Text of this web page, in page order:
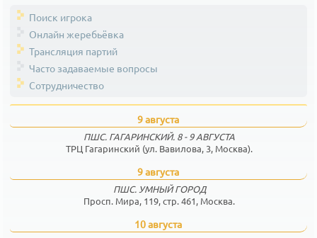
Поиск игрока
Онлайн жеребьёвка
Трансляция партий
Часто задаваемые вопросы
Сотрудничество
9 августа
ПШС. ГАГАРИНСКИЙ. 8 - 9 АВГУСТА
ТРЦ Гагаринский (ул. Вавилова, 3, Москва).
9 августа
ПШС. УМНЫЙ ГОРОД
Просп. Мира, 119, стр. 461, Москва.
10 августа